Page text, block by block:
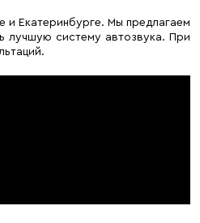
и Екатеринбурге. Мы предлагаем
лучшую систему автозвука. При